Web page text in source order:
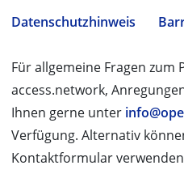
Datenschutzhinweis
Für allgemeine Fragen zum
access.network,
Ihnen gerne unter
Verfügung. Alternativ
Kontaktformular